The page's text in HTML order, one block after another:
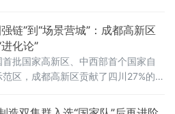
，有一个值得留意的细节——街面上
都贴出了“诚招加盟”的告示，有的还
供应链配送”“总部统一培训”等字样。
，这些小店大多
链”到“场景营城”：成都高新区
化论”
批国家高新区、中西部首个国家自
范区，成都高新区贡献了四川27%的专
50%的科创板上市公司